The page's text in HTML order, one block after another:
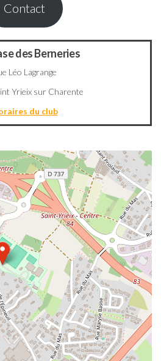
Contact
des Berneries
Léo Lagrange
Yrieix sur Charente
du club